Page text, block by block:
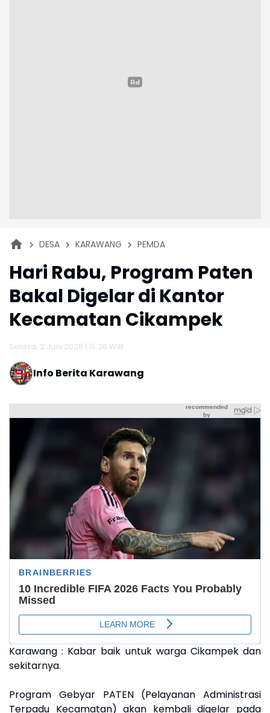
DESA KARAWANG PEMDA
Hari Rabu, Program Paten
Bakal Digelar di Kantor
Kecamatan Cikampek
Selasa, 2 Juni 2026 | 15:36 WIB
Info Berita Karawang
Karawang : Kabar baik untuk warga Cikampek dan
sekitarnya.
Program Gebyar PATEN (Pelayanan Administrasi
Terpadu Kecamatan) akan kembali digelar pada